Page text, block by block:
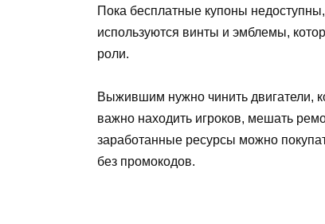
Пока бесплатные купоны
используются винты и эмблемы,
роли.
Выжившим нужно чинить двигатели,
важно находить игроков, мешать
заработанные ресурсы можно
без промокодов.